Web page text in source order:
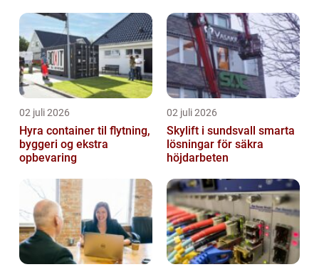
02 juli 2026
Hyra container til flytning,
byggeri og ekstra
opbevaring
02 juli 2026
Skylift i sundsvall smarta
lösningar för säkra
höjdarbeten